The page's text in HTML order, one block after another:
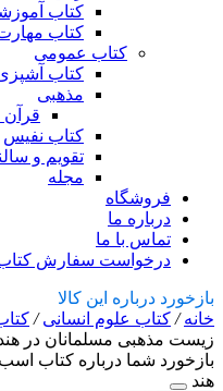
کتاب
کتاب
کتاب عمومی
کتاب
مذهبی
قرآن
کتاب نفیس
تقویم و
مجله
فروشگاه
درباره ما
تماس با ما
درخواست سفارش
بازخورد درباره این کالا
خانه/ کتاب علوم انسانی/
زیست مذهبی مسلمانان در
بازخورد شما درباره کتاب
هند